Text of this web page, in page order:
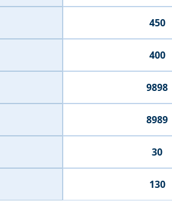
450
400
9898
8989
30
130